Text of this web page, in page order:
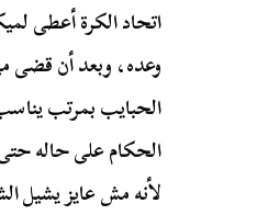
وعده، وبعد أن قضى
الحبايب بمرتب
الحكام على حاله حتى
لأنه مش عايز يشيل